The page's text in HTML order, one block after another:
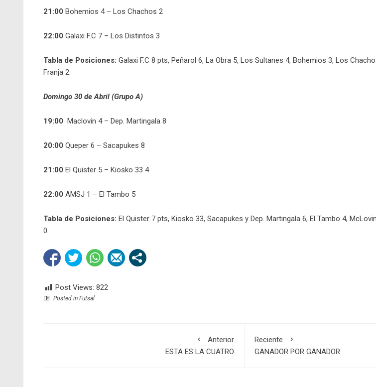
21:00 Bohemios 4 – Los Chachos 2
22:00 Galaxi F.C 7 – Los Distintos 3
Tabla de Posiciones: Galaxi F.C 8 pts, Peñarol 6, La Obra 5, Los Sultanes 4, Bohemios 3, Los
Franja 2.
Domingo 30 de Abril (Grupo A)
19:00 Maclovin 4 – Dep. Martingala 8
20:00 Queper 6 – Sacapukes 8
21:00 El Quister 5 – Kiosko 33 4
22:00 AMSJ 1 – El Tambo 5
Tabla de Posiciones: El Quister 7 pts, Kiosko 33, Sacapukes y Dep. Martingala 6, El Tambo 4,
0.
Post Views: 822
Posted in Futsal
Anterior
ESTA ES LA CUATRO
Reciente
GANADOR POR GANADOR